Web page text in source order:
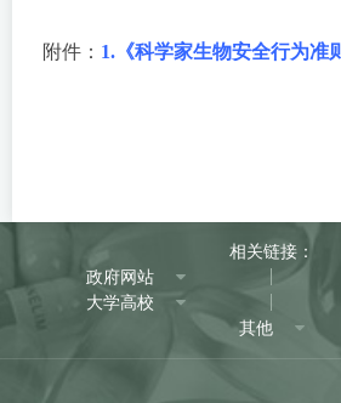
附件： 1.《科学家生物安全行为准
相关链接：
政府网站
大学高校
其他